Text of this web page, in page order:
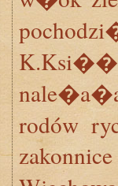
rodów